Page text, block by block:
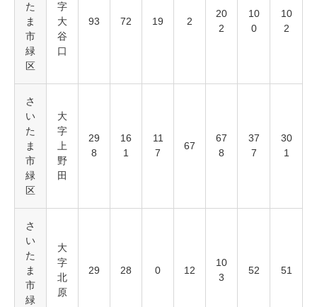
た
ま
市
緑
区
字
大
谷
口
93 72 19 2
20
2
10
0
10
2
さ
い
た
ま
市
緑
区
大
字
上
野
田
29
8
16
1
11
7
67
67
8
37
7
30
1
さ
い
た
ま
市
緑
大
字
北
原
29 28 0 12
10
3
52 51